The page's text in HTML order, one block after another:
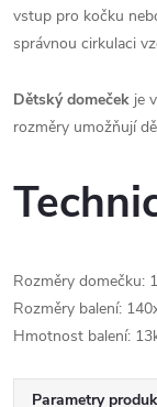
vstup pro kočku
správnou cirkulaci
Dětský domeček je
rozměry umožňují
Rozměry domečku:
Rozměry balení:
Hmotnost balení:
Parametry